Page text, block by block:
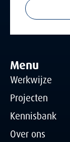
Menu
Werkwijze
Projecten
Kennisbank
Over ons